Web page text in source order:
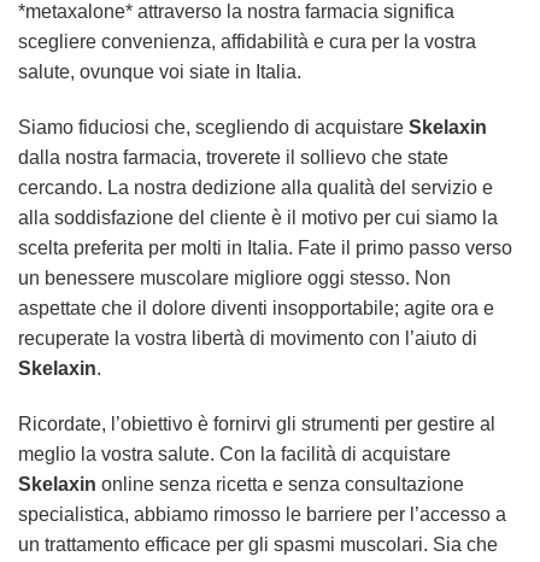
*metaxalone* attraverso la nostra farmacia significa
scegliere convenienza, affidabilità e cura per la vostra
salute, ovunque voi siate in Italia.
Siamo fiduciosi che, scegliendo di acquistare Skelaxin
dalla nostra farmacia, troverete il sollievo che state
cercando. La nostra dedizione alla qualità del servizio e
alla soddisfazione del cliente è il motivo per cui siamo la
scelta preferita per molti in Italia. Fate il primo passo verso
un benessere muscolare migliore oggi stesso. Non
aspettate che il dolore diventi insopportabile; agite ora e
recuperate la vostra libertà di movimento con l’aiuto di
Skelaxin.
Ricordate, l’obiettivo è fornirvi gli strumenti per gestire al
meglio la vostra salute. Con la facilità di acquistare
Skelaxin online senza ricetta e senza consultazione
specialistica, abbiamo rimosso le barriere per l’accesso a
un trattamento efficace per gli spasmi muscolari. Sia che